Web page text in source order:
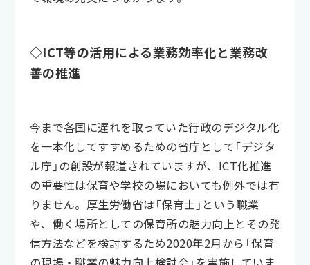
◇ICT等の活用による業務効率化と業務改
善の推進
今まで各国に遅れを取っていた行政のデジタル化
を一本化してすすめるための省庁として「デジタ
ル庁」の創設が報道されていますが、ICT化推進
の重要性は保育や学校の場においても例外では有
りません。厚生労働省は「保育士」という職業
や、働く場所としての保育所の魅力向上とその発
信方法などを検討するため2020年2月から「保育